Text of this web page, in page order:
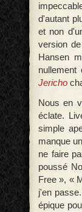
d'autant
et non
version
Hansen
Jericho
Nous en
éclate.
simple
manque
ne faire
poussé
Free », «
j'en
épique